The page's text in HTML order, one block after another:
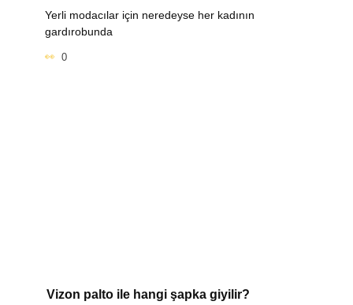
Yerli modacılar için neredeyse her kadının
gardırobunda
0
Vizon palto ile hangi şapka giyilir?